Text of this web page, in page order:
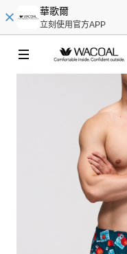
華歌爾
立刻使用官方APP